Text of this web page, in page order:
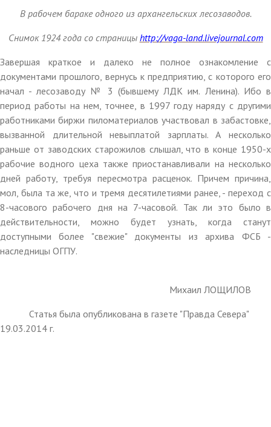
В рабочем бараке одного из архангельских лесозаводов.
Снимок 1924 года со страницы http://vaga-land.livejournal.com
Завершая краткое и далеко не полное ознакомление с
документами прошлого, вернусь к предприятию, с которого его
начал - лесозаводу № 3 (бывшему ЛДК им. Ленина). Ибо в
период работы на нем, точнее, в 1997 году наряду с другими
работниками биржи пиломатериалов участвовал в забастовке,
вызванной длительной невыплатой зарплаты. А несколько
раньше от заводских старожилов слышал, что в конце 1950-х
рабочие водного цеха также приостанавливали на несколько
дней работу, требуя пересмотра расценок. Причем причина,
мол, была та же, что и тремя десятилетиями ранее, - переход с
8-часового рабочего дня на 7-часовой. Так ли это было в
действительности, можно будет узнать, когда станут
доступными более "свежие" документы из архива ФСБ -
наследницы ОГПУ.
Михаил ЛОЩИЛОВ
Статья была опубликована в газете "Правда Севера"
19.03.2014 г.